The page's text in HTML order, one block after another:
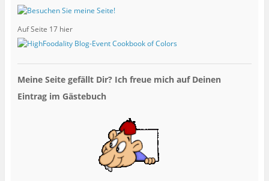
Auf Seite 17 hier
Meine Seite gefällt Dir? Ich freue mich auf Deinen
Eintrag im Gästebuch